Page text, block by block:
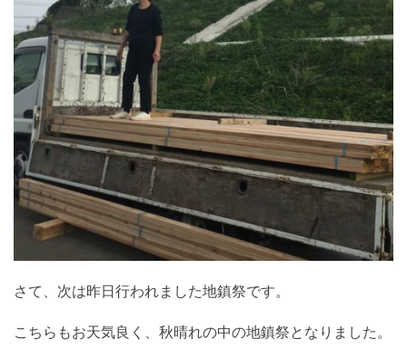
さて、次は昨日行われました地鎮祭です。
こちらもお天気良く、秋晴れの中の地鎮祭となりました。